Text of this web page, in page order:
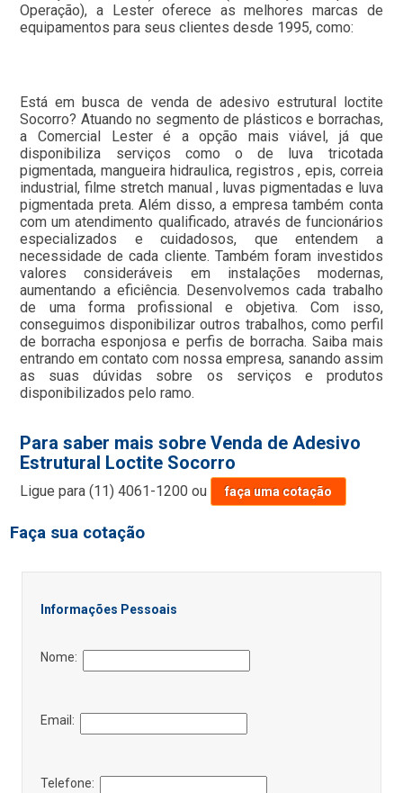
Operação), a Lester oferece as melhores marcas de
equipamentos para seus clientes desde 1995, como:
Está em busca de venda de adesivo estrutural loctite
Socorro? Atuando no segmento de plásticos e borrachas,
a Comercial Lester é a opção mais viável, já que
disponibiliza serviços como o de luva tricotada
pigmentada, mangueira hidraulica, registros , epis, correia
industrial, filme stretch manual , luvas pigmentadas e luva
pigmentada preta. Além disso, a empresa também conta
com um atendimento qualificado, através de funcionários
especializados e cuidadosos, que entendem a
necessidade de cada cliente. Também foram investidos
valores consideráveis em instalações modernas,
aumentando a eficiência. Desenvolvemos cada trabalho
de uma forma profissional e objetiva. Com isso,
conseguimos disponibilizar outros trabalhos, como perfil
de borracha esponjosa e perfis de borracha. Saiba mais
entrando em contato com nossa empresa, sanando assim
as suas dúvidas sobre os serviços e produtos
disponibilizados pelo ramo.
Para saber mais sobre Venda de Adesivo
Estrutural Loctite Socorro
Ligue para(11) 4061-1200 ou faça uma cotação
Faça sua cotação
Informações Pessoais
Nome:
Email:
Telefone: